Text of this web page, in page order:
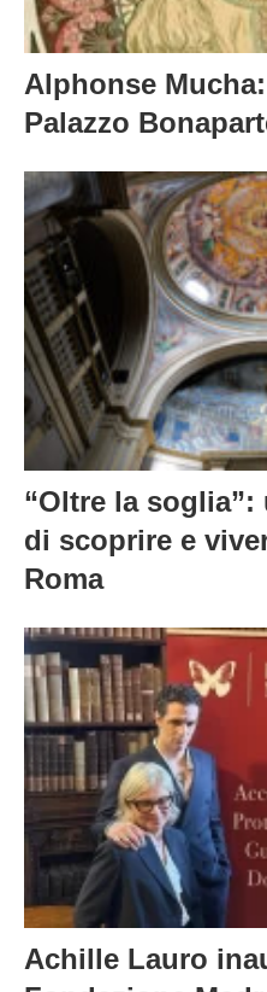
Alphonse
Palazzo
“Oltre la
di scoprire e
Roma
Achille Lauro